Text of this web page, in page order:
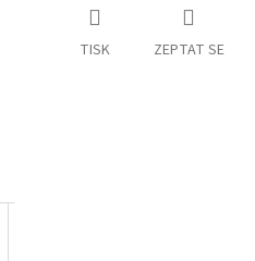
TISK ZEPTAT SE